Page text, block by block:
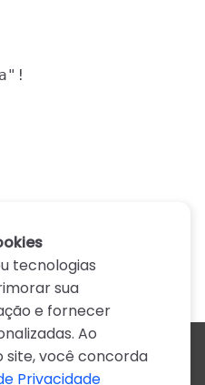
artistas
tecnologias
sua
e fornecer
Ao
site, você concorda
Privacidade